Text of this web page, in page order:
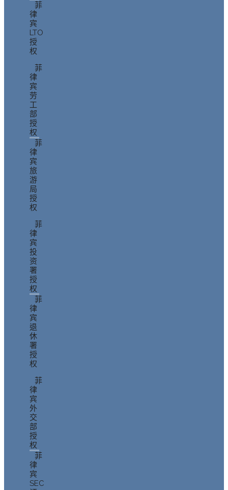
菲
律
宾
LTO
授
权
菲
律
宾
劳
工
部
授
权
菲
律
宾
旅
游
局
授
权
菲
律
宾
投
资
署
授
权
菲
律
宾
退
休
署
授
权
菲
律
宾
外
交
部
授
权
菲
律
宾
SEC